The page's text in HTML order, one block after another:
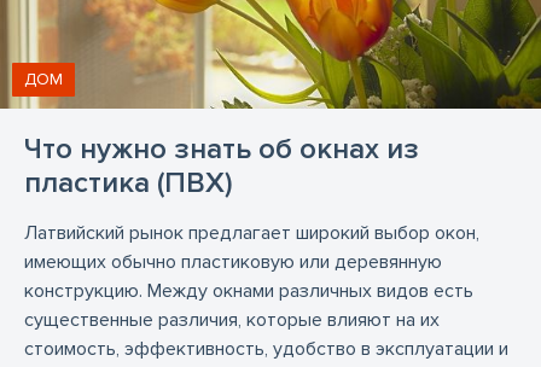
Что нужно знать об окнах из
пластика (ПВХ)
ДОМ
Латвийский рынок предлагает широкий выбор окон,
имеющих обычно пластиковую или деревянную
конструкцию. Между окнами различных видов есть
существенные различия, которые влияют на их
стоимость, эффективность, удобство в эксплуатации и